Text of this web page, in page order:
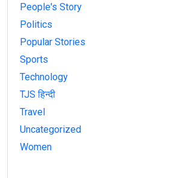
People's Story
Politics
Popular Stories
Sports
Technology
TJS हिन्दी
Travel
Uncategorized
Women